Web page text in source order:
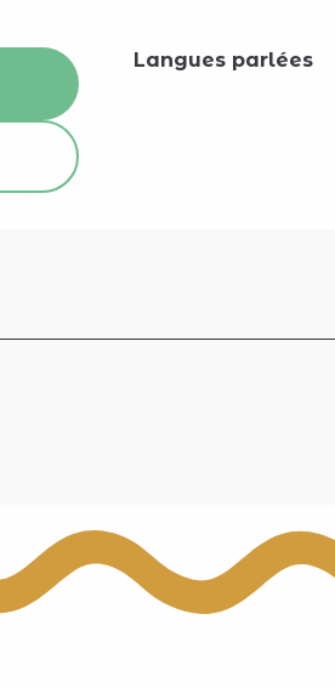
Langues parlées
Langues parlées